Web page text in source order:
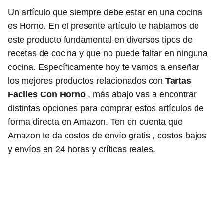
Un artículo que siempre debe estar en una cocina
es Horno. En el presente artículo te hablamos de
este producto fundamental en diversos tipos de
recetas de cocina y que no puede faltar en ninguna
cocina. Específicamente hoy te vamos a enseñar
los mejores productos relacionados con Tartas
Faciles Con Horno , más abajo vas a encontrar
distintas opciones para comprar estos artículos de
forma directa en Amazon. Ten en cuenta que
Amazon te da costos de envío gratis , costos bajos
y envíos en 24 horas y críticas reales.